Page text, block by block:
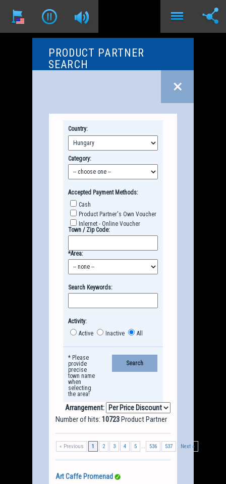
PRODUCT PARTNER
SEARCH
Country:
Category:
Accepted Payment Methods:
Cash
Product Partner's Own Voucher
Inlernet - Online Voucher
Town / Zip Code:
*Area:
Search Keywords:
Activity:
Active
Inactive All
* Please
provide
precise
town name
when
selecting
the area!
Arrangement:
Number of hits: 10723Product Partner
« Previous 1 2 3 4 5 536 537 Next »
Art Caffe Promenad